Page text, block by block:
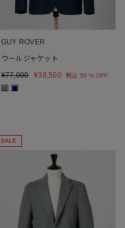
GUY ROVER
ウールジャケット
¥77,000 ¥38,500 税込 50 % OFF
SALE